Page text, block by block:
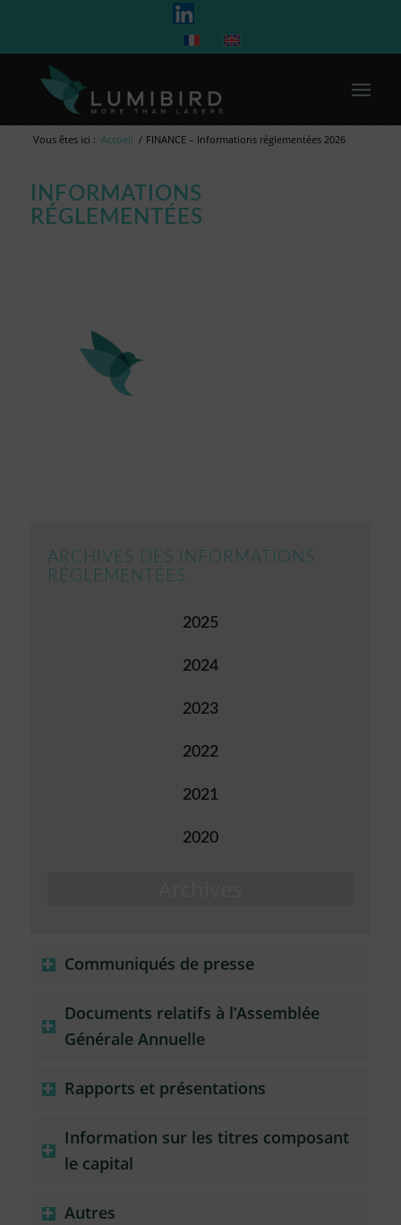
Vous êtes ici : Accueil / FINANCE – Informations réglementées 2026
INFORMATIONS
RÉGLEMENTÉES
PERMANENTE EN 2026
ARCHIVES DES INFORMATIONS
RÉGLEMENTÉES
2025
2024
2023
2022
2021
2020
Communiqués de presse
Documents relatifs à l’Assemblée
Générale Annuelle
Rapports et présentations
Information sur les titres composant
le capital
Autres